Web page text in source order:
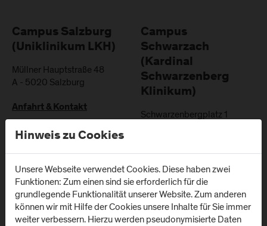
Campus Salzburg
(Uniklinikum LKH)
Müllner Hauptstraße 48
A - 5020 Salzburg
Anfahrt & Kontakt
Campus
Schwarzach
(Kardinal
Schwarzenberg
Klinikum)
Schwarzenbergplatz 1
Anfahrt & Kontakt
Hinweis zu Cookies
Unsere Webseite verwendet Cookies. Diese haben zwei
Funktionen: Zum einen sind sie erforderlich für die
grundlegende Funktionalität unserer Website. Zum anderen
können wir mit Hilfe der Cookies unsere Inhalte für Sie immer
weiter verbessern. Hierzu werden pseudonymisierte Daten